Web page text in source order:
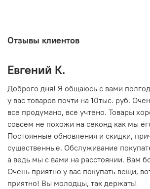
Отзывы клиентов
Евгений К.
Доброго дня! Я общаюсь с вами
у вас товаров почти на 10тыс. руб.
все продумано, все учтено. Товары
совсем не похожи на секонд как мы
Постоянные обновления и скидки,
существенные. Обслуживание
а ведь мы с вами на расстоянии. Вам
Очень приятно у вас покупать вещи,
приятно! Вы молодцы, так держать!